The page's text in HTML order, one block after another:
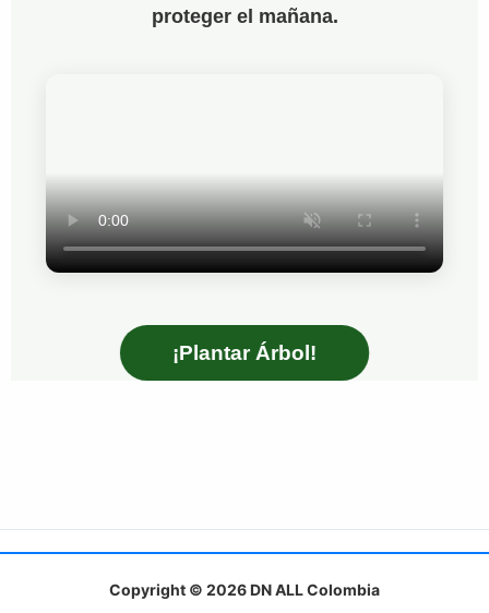
proteger el mañana.
¡Plantar Árbol!
Copyright © 2026 DN ALL Colombia